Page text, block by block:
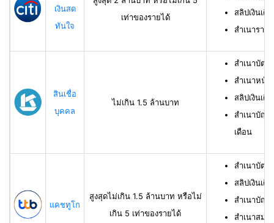
เงินสด
ทันใจ
เท่าของรายได้
สลิปเงินเดื
สำเนาราย
สินเชื่อ
บุคคล
ไม่เกิน 1.5 ล้านบาท
สำเนาบัตร
สำเนาหน้
สลิปเงินเดื
สำเนาบัญชี
เดือน
แคชทูโก
สูงสุดไม่เกิน 1.5 ล้านบาท หรือไม่
เกิน 5 เท่าของรายได้
สำเนาบัตร
สลิปเงินเดื
สำเนาบัญ
สำเนาสมุด